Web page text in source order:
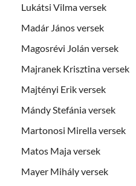
Lukátsi Vilma versek
Madár János versek
Magosrévi Jolán versek
Majranek Krisztina versek
Majtényi Erik versek
Mándy Stefánia versek
Martonosi Mirella versek
Matos Maja versek
Mayer Mihály versek